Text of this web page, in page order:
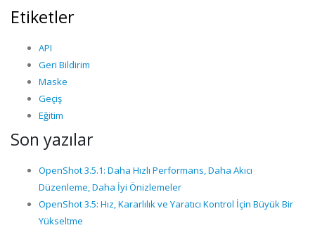
Etiketler
API
Geri Bildirim
Maske
Geçiş
Eğitim
Son yazılar
OpenShot 3.5.1: Daha Hızlı Performans, Daha Akıcı
Düzenleme, Daha İyi Önizlemeler
OpenShot 3.5: Hız, Kararlılık ve Yaratıcı Kontrol İçin Büyük Bir
Yükseltme